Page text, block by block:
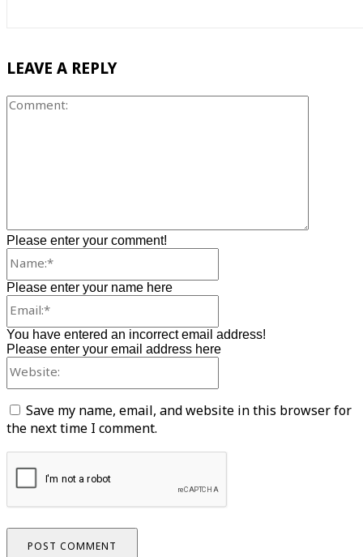
LEAVE A REPLY
Please enter your comment!
Please enter your name here
You have entered an incorrect email address!
Please enter your email address here
Save my name, email, and website in this browser for
the next time I comment.